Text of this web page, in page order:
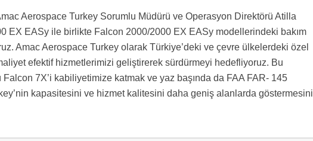
Aerospace Turkey Sorumlu Müdürü ve Operasyon Direktörü Atilla
EX EASy ile birlikte Falcon 2000/2000 EX EASy modellerindeki bakım
Amac Aerospace Turkey olarak Türkiye’deki ve çevre ülkelerdeki özel
efektif hizmetlerimizi geliştirerek sürdürmeyi hedefliyoruz. Bu
7X’i kabiliyetimize katmak ve yaz başında da FAA FAR- 145
kapasitesini ve hizmet kalitesini daha geniş alanlarda göstermesini